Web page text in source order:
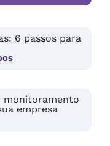
6 passos para
monitoramento
empresa